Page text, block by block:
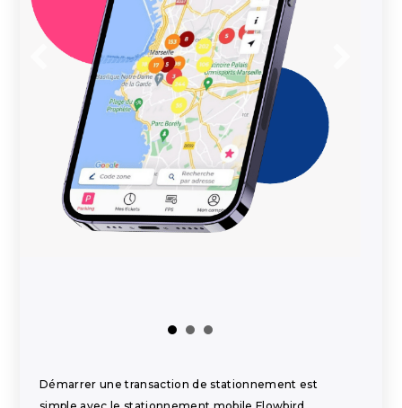
Démarrer une transaction de stationnement est